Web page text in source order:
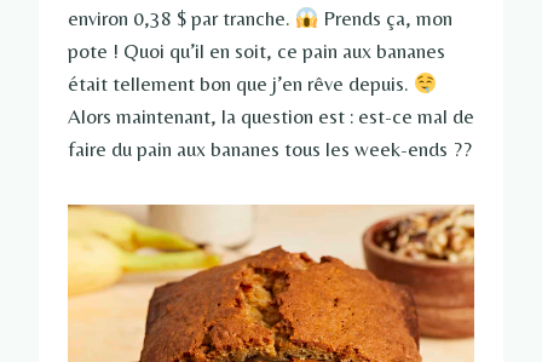
environ 0,38 $ par tranche.
Prends ça, mon
pote ! Quoi qu’il en soit, ce pain aux bananes
était tellement bon que j’en rêve depuis.
Alors maintenant, la question est : est-ce mal de
faire du pain aux bananes tous les week-ends ??